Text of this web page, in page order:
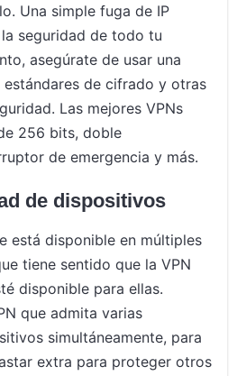
Una simple fuga de IP
seguridad de todo tu
asegúrate de usar una
estándares de cifrado y otras
Las mejores VPNs
256 bits, doble
de emergencia y más.
de dispositivos
está disponible en múltiples
tiene sentido que la VPN
disponible para ellas.
que admita varias
simultáneamente, para
extra para proteger otros